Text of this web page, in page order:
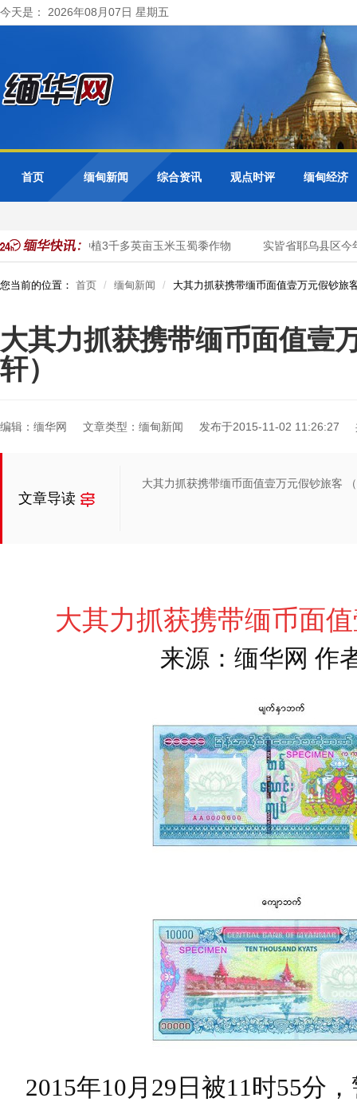
今天是： 2026年08月07日 星期五
首页 缅甸新闻 综合资讯 观点时评 缅甸经济
今年雨季规划种植3千多英亩玉米玉蜀黍作物 实皆省耶乌县区今
您当前的位置： 首页 缅甸新闻 大其力抓获携带缅币面值壹万元假钞旅
大其力抓获携带缅币面值壹
轩）
编辑：缅华网 文章类型：缅甸新闻 发布于2015-11-02 11:26:27
文章导读
大其力抓获携带缅币面值壹万元假钞旅客
大其力抓获携带缅币面
来源：缅华网 作
2015年10月29日被11时55分